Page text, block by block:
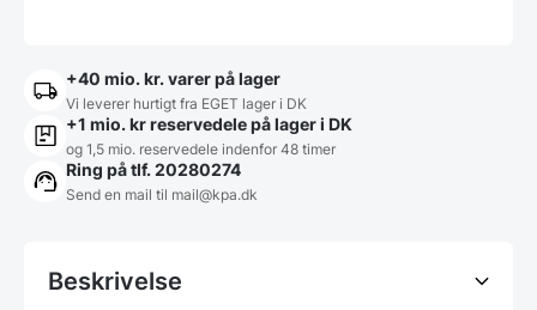
+40 mio. kr. varer på lager
Vi leverer hurtigt fra EGET lager i DK
+1 mio. kr reservedele på lager i DK
og 1,5 mio. reservedele indenfor 48 timer
Ring på tlf. 20280274
Send en mail til mail@kpa.dk
Beskrivelse